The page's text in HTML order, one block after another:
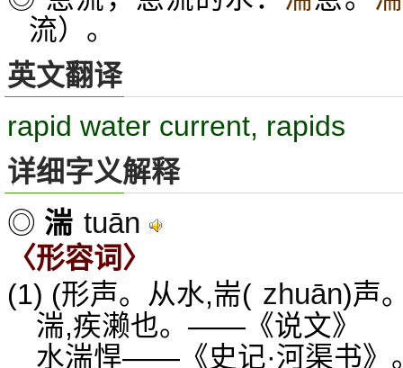
流）。
英文翻译
rapid water current, rapids
详细字义解释
◎ 湍 tuān
〈形容词〉
(1) (形声。从水,耑( zhuān)声
湍,疾濑也。——《说文》
水湍悍——《史记·河渠书》